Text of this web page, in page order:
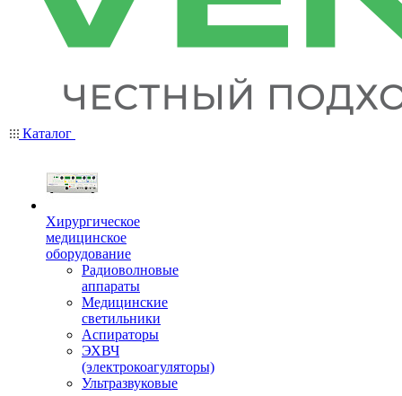
Каталог
Хирургическое
медицинское
оборудование
Радиоволновые
аппараты
Медицинские
светильники
Аспираторы
ЭХВЧ
(электрокоагуляторы)
Ультразвуковые